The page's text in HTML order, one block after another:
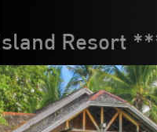
Resort